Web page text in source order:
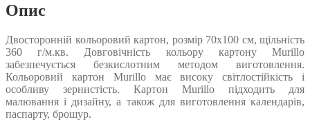
Опис
Двосторонній кольоровий картон, розмір 70х100 см, щільність
360 г/м.кв. Довговічність кольору картону Murillo
забезпечується безкислотним методом виготовлення.
Кольоровий картон Murillo має високу світлостійкість і
особливу зернистість. Картон Murillo підходить для
малювання і дизайну, а також для виготовлення календарів,
паспарту, брошур.